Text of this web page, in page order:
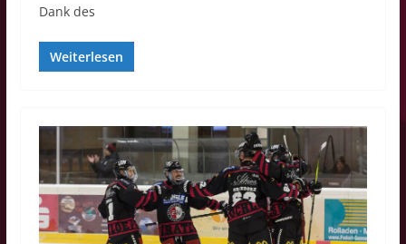
Dank des
Weiterlesen